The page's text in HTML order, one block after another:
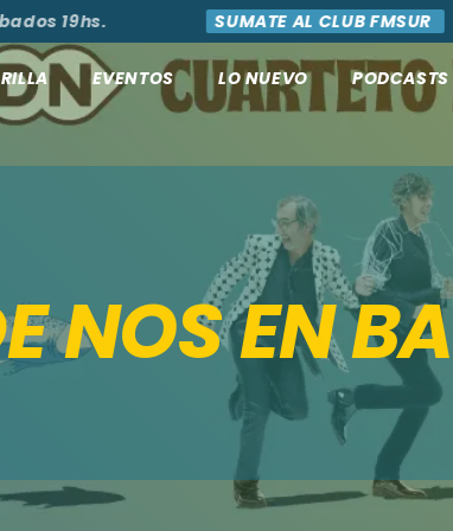
19hs. SUMATE AL CLUB FMSUR
EVENTOS LO NUEVO PODCASTS
NOS EN